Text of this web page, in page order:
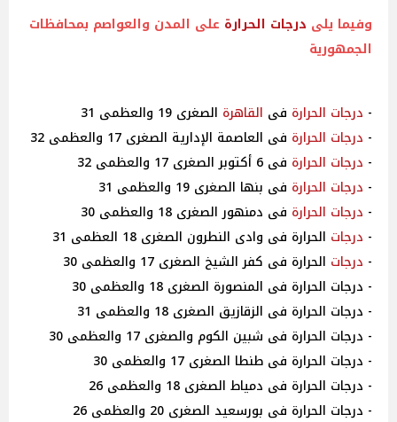
وفيما يلى درجات الحرارة على المدن والعواصم بمحافظات
الجمهورية
- درجات الحرارة فى القاهرة الصغرى 19 والعظمى 31
- درجات الحرارة فى العاصمة الإدارية الصغرى 17 والعظمى 32
- درجات الحرارة فى 6 أكتوبر الصغرى 17 والعظمى 32
- درجات الحرارة فى بنها الصغرى 19 والعظمى 31
- درجات الحرارة فى دمنهور الصغرى 18 والعظمى 30
- درجات الحرارة فى وادى النطرون الصغرى 18 العظمى 31
- درجات الحرارة فى كفر الشيخ الصغرى 17 والعظمى 30
- درجات الحرارة فى المنصورة الصغرى 18 والعظمى 30
- درجات الحرارة فى الزقازيق الصغرى 18 والعظمى 31
- درجات الحرارة فى شبين الكوم والصغرى 17 والعظمى 30
- درجات الحرارة فى طنطا الصغرى 17 والعظمى 30
- درجات الحرارة فى دمياط الصغرى 18 والعظمى 26
- درجات الحرارة فى بورسعيد الصغرى 20 والعظمى 26